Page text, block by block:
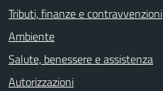
Tributi, finanze e contravvenzioni
Ambiente
Salute, benessere e assistenza
Autorizzazioni